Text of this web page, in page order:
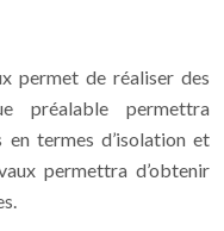
permet de réaliser des
préalable permettra
en termes d’isolation et
permettra d’obtenir